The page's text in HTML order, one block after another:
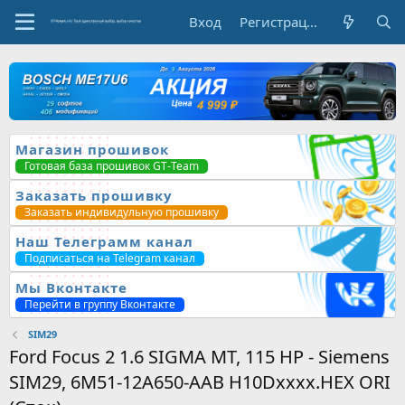
Вход Регистрация
Магазин прошивок
Готовая база прошивок GT-Team
Заказать прошивку
Заказать индивидульную прошивку
Наш Телеграмм канал
Подписаться на Telegram канал
Мы Вконтакте
Перейти в группу Вконтакте
SIM29
Ford Focus 2 1.6 SIGMA MT, 115 HP - Siemens
SIM29, 6M51-12A650-AAB H10Dxxxx.HEX ORI